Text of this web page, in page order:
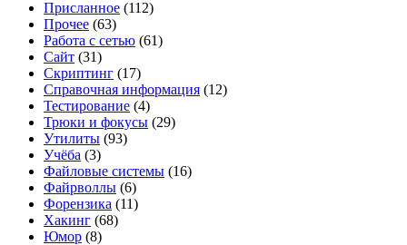
Присланное (112)
Прочее (63)
Работа с сетью (61)
Сайт (31)
Скриптинг (17)
Справочная информация (12)
Тестирование (4)
Трюки и фокусы (29)
Утилиты (93)
Учёба (3)
Файловые системы (16)
Файрволлы (6)
Форензика (11)
Хакинг (68)
Юмор (8)